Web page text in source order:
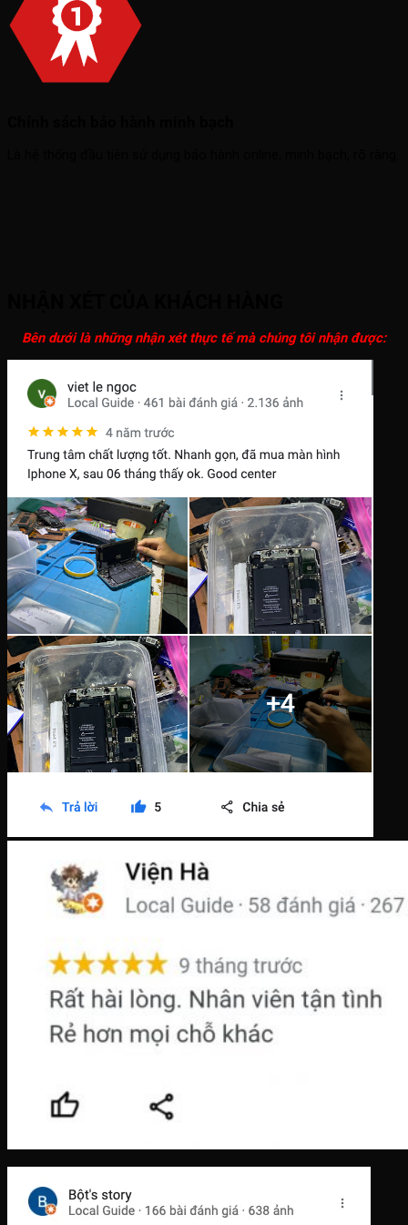
Bên dưới là những nhận xét thực tế mà chúng tôi nhận được: